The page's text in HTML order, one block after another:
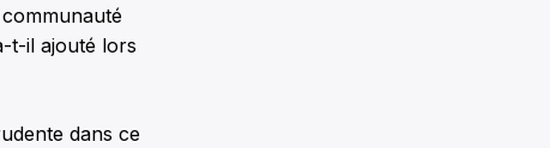
t-il ajouté lors
dans ce